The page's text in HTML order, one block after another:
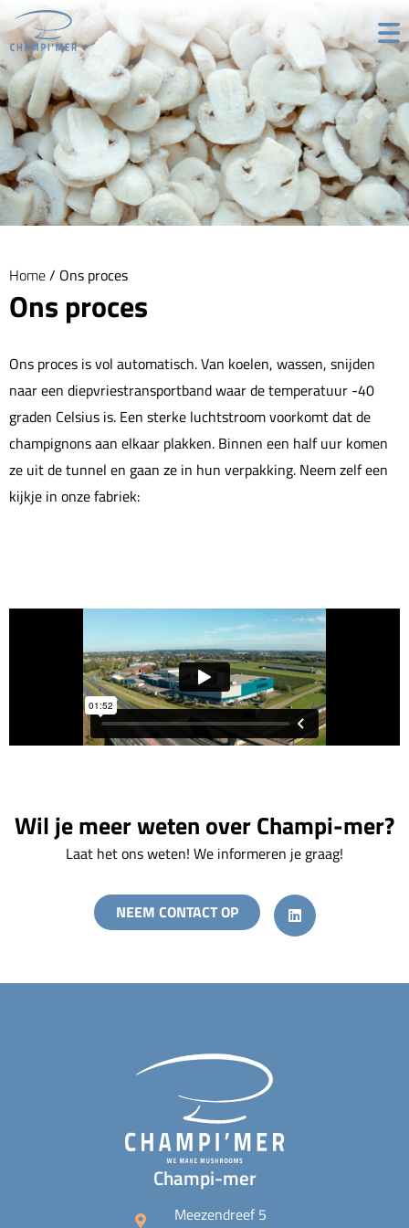
naar
de
inhoud
Home/ Ons proces
Ons proces
Ons proces is vol automatisch. Van koelen, wassen, snijden
naar een diepvriestransportband waar de temperatuur -40
graden Celsius is. Een sterke luchtstroom voorkomt dat de
champignons aan elkaar plakken. Binnen een half uur komen
ze uit de tunnel en gaan ze in hun verpakking. Neem zelf een
kijkje in onze fabriek:
Wil je meer weten over Champi-mer?
Laat het ons weten! We informeren je graag!
NEEM CONTACT OP
L
i
n
k
e
Champi-mer
Meezendreef 5